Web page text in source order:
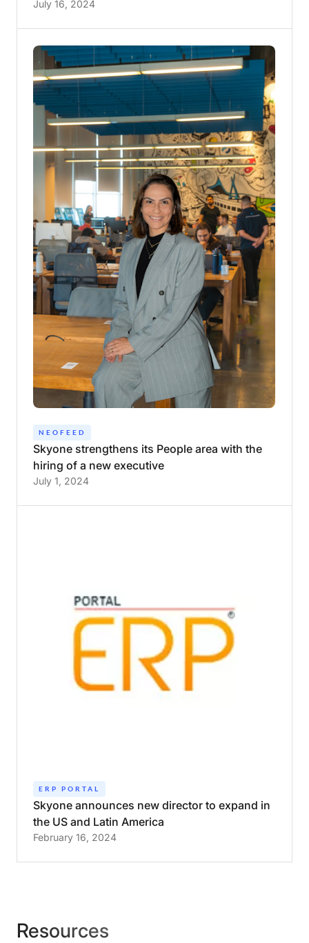
July 16, 2024
NEOFEED
Skyone strengthens its People area with the
hiring of a new executive
July 1, 2024
ERP PORTAL
Skyone announces new director to expand in
the US and Latin America
February 16, 2024
Resources